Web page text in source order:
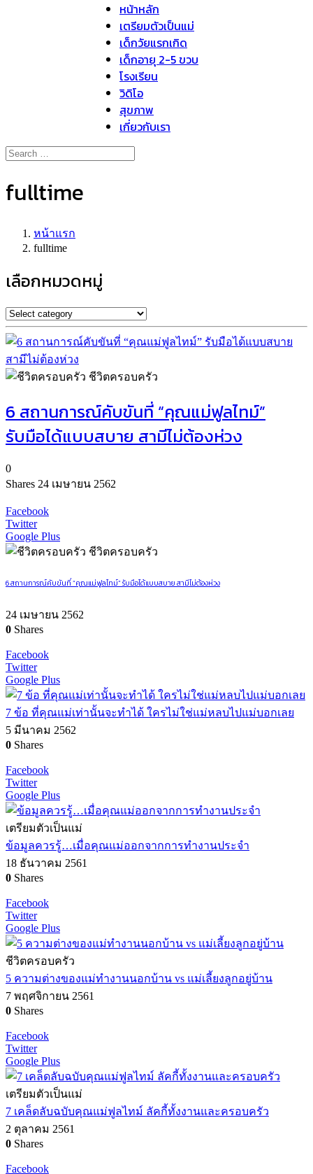
หน้าหลัก
เตรียมตัวเป็นแม่
เด็กวัยแรกเกิด
เด็กอายุ 2-5 ขวบ
โรงเรียน
วิดิโอ
สุขภาพ
เกี่ยวกับเรา
fulltime
หน้าแรก
fulltime
เลือกหมวดหมู่
ชีวิตครอบครัว
6 สถานการณ์คับขันที่ “คุณแม่ฟูลไทม์”
รับมือได้แบบสบาย สามีไม่ต้องห่วง
0
Shares 24 เมษายน 2562
Facebook
Twitter
Google Plus
ชีวิตครอบครัว
6 สถานการณ์คับขันที่ “คุณแม่ฟูลไทม์” รับมือได้แบบสบาย สามีไม่ต้องห่วง
24 เมษายน 2562
0 Shares
Facebook
Twitter
Google Plus
7 ข้อ ที่คุณแม่เท่านั้นจะทำได้ ใครไม่ใช่แม่หลบไปแม่บอกเลย
5 มีนาคม 2562
0 Shares
Facebook
Twitter
Google Plus
เตรียมตัวเป็นแม่
ข้อมูลควรรู้…เมื่อคุณแม่ออกจากการทำงานประจำ
18 ธันวาคม 2561
0 Shares
Facebook
Twitter
Google Plus
ชีวิตครอบครัว
5 ความต่างของแม่ทำงานนอกบ้าน vs แม่เลี้ยงลูกอยู่บ้าน
7 พฤศจิกายน 2561
0 Shares
Facebook
Twitter
Google Plus
เตรียมตัวเป็นแม่
7 เคล็ดลับฉบับคุณแม่ฟูลไทม์ ลัคกี้ทั้งงานและครอบครัว
2 ตุลาคม 2561
0 Shares
Facebook